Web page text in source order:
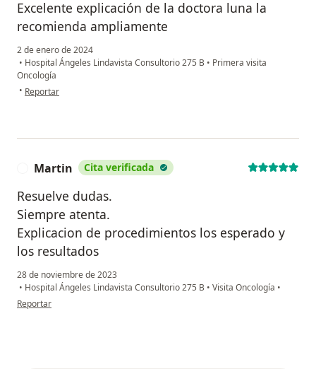
Excelente explicación de la doctora luna la
recomienda ampliamente
2 de enero de 2024
• Hospital Ángeles Lindavista Consultorio 275 B • Primera visita
Oncología
• en opinión del usuario V.l
Reportar
Martin Cita verificada
Resuelve dudas.
Siempre atenta.
Explicacion de procedimientos los esperado y
los resultados
28 de noviembre de 2023
• Hospital Ángeles Lindavista Consultorio 275 B • Visita Oncología •
en opinión del usuario Martin
Reportar